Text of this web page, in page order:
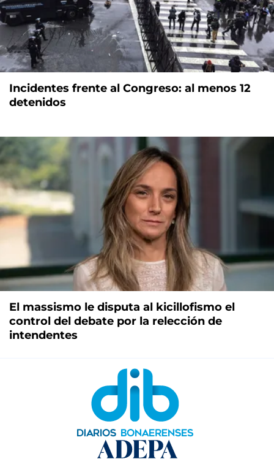
Incidentes frente al Congreso: al menos 12
detenidos
El massismo le disputa al kicillofismo el
control del debate por la relección de
intendentes